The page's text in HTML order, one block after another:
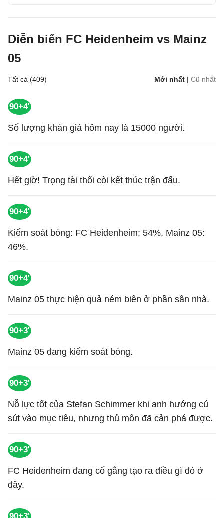
Diễn biến FC Heidenheim vs Mainz
05
Tất cả (409) Mới nhất | Cũ nhất
90+4'
Số lượng khán giả hôm nay là 15000 người.
90+4'
Hết giờ! Trọng tài thổi còi kết thúc trận đấu.
90+4'
Kiểm soát bóng: FC Heidenheim: 54%, Mainz 05:
46%.
90+4'
Mainz 05 thực hiện quả ném biên ở phần sân nhà.
90+3'
Mainz 05 đang kiểm soát bóng.
90+3'
Nỗ lực tốt của Stefan Schimmer khi anh hướng cú
sút vào mục tiêu, nhưng thủ môn đã cản phá được.
90+3'
FC Heidenheim đang cố gắng tạo ra điều gì đó ở
đây.
90+3'